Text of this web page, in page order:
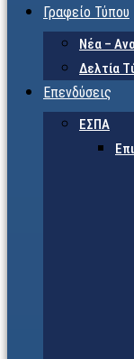
Γραφείο Τύπου
Νέα –
Δελτία
Επενδύσεις
ΕΣΠΑ